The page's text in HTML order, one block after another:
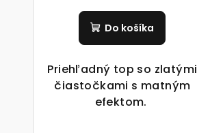
Do košíka
Priehľadný top so zlatými
čiastočkami s matným
efektom.